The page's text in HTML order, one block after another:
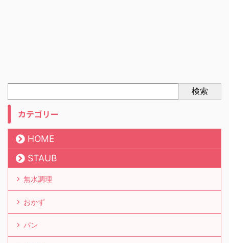
検索
カテゴリー
HOME
STAUB
無水調理
おかず
パン